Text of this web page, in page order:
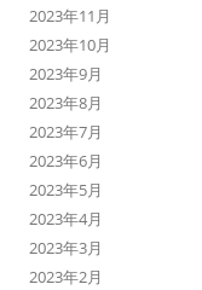
2023年11月
2023年10月
2023年9月
2023年8月
2023年7月
2023年6月
2023年5月
2023年4月
2023年3月
2023年2月